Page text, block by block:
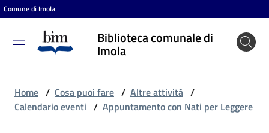
Vai al contenuto
Vai alla navigazione
Vai al footer
Comune di Imola
Biblioteca comunale di
Imola
Biblioteca
comunale
Home / Cosa puoi fare / Altre attività /
Calendario eventi / Appuntamento con Nati per Leggere